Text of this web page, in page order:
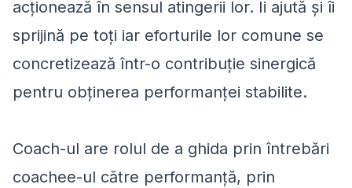
acționează în sensul atingerii lor. Îi ajută și îi
sprijină pe toți iar eforturile lor comune se
concretizează într-o contribuție sinergică
pentru obținerea performanței stabilite.
Coach-ul are rolul de a ghida prin întrebări
coachee-ul către performanță, prin